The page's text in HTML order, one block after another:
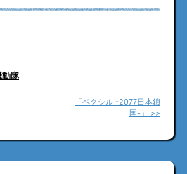
動隊
「ベクシル -2077日本鎖
国-」 >>